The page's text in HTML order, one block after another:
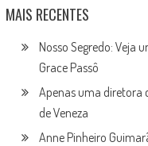
MAIS RECENTES
Nosso Segredo: Veja
Grace Passô
Apenas uma diretora
de Veneza
Anne Pinheiro